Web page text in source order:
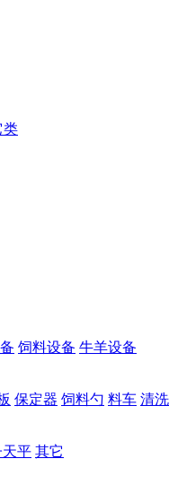
类
饲料设备 牛羊设备
保定器 饲料勺 料车 清
天平 其它